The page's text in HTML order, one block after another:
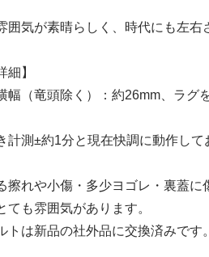
囲気が素晴らしく、時代にも左右
細】
幅（竜頭除く）：約26mm、ラグ
計測±約1分と現在快調に動作し
擦れや小傷・多少ヨゴレ・裏蓋
ても雰囲気があります。
トは新品の社外品に交換済みです。